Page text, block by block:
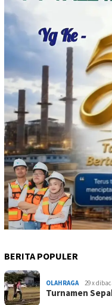
BERITA POPULER
OLAHRAGA 29 x
Turnamen